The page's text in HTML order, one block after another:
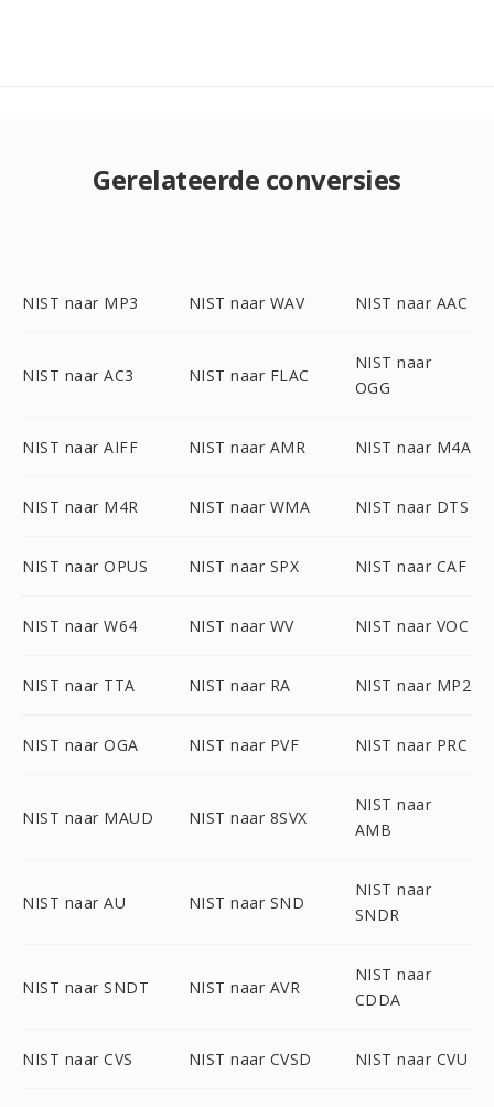
Gerelateerde conversies
NIST naar MP3 NIST naar WAV NIST naar AAC
NIST naar AC3 NIST naar FLAC
NIST naar
OGG
NIST naar AIFF NIST naar AMR NIST naar M4A
NIST naar M4R NIST naar WMA NIST naar DTS
NIST naar OPUS NIST naar SPX NIST naar CAF
NIST naar W64 NIST naar WV NIST naar VOC
NIST naar TTA NIST naar RA NIST naar MP2
NIST naar OGA NIST naar PVF NIST naar PRC
NIST naar MAUD NIST naar 8SVX
NIST naar
AMB
NIST naar AU NIST naar SND
NIST naar
SNDR
NIST naar SNDT NIST naar AVR
NIST naar
CDDA
NIST naar CVS NIST naar CVSD NIST naar CVU